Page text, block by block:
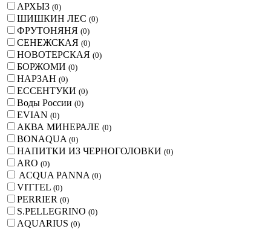
АРХЫЗ (0)
ШИШКИН ЛЕС (0)
ФРУТОНЯНЯ (0)
СЕНЕЖСКАЯ (0)
НОВОТЕРСКАЯ (0)
БОРЖОМИ (0)
НАРЗАН (0)
ЕССЕНТУКИ (0)
Воды России (0)
EVIAN (0)
АКВА МИНЕРАЛЕ (0)
BONAQUA (0)
НАПИТКИ ИЗ ЧЕРНОГОЛОВКИ (0)
ARO (0)
ACQUA PANNA (0)
VITTEL (0)
PERRIER (0)
S.PELLEGRINO (0)
AQUARIUS (0)